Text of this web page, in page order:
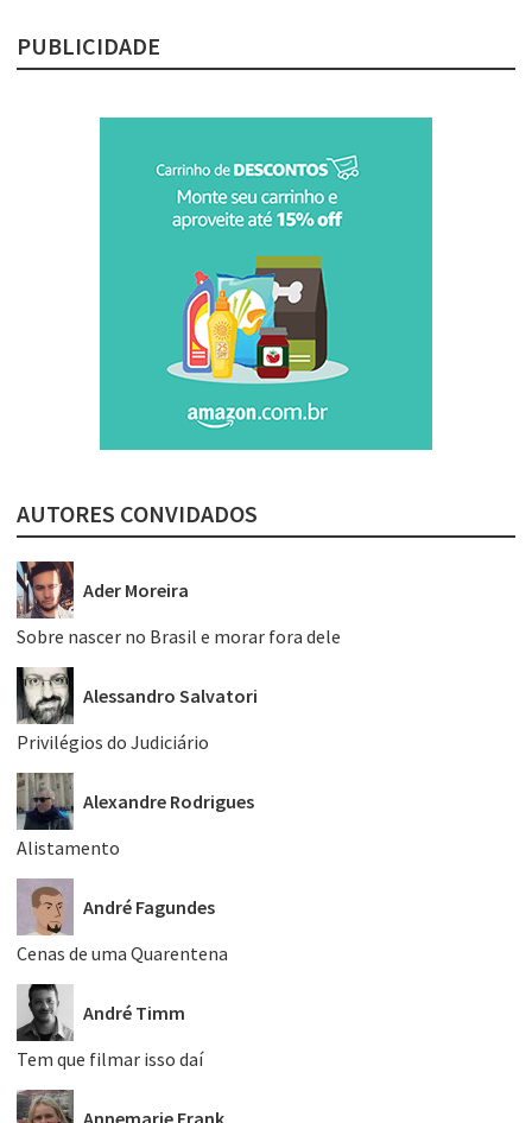
PUBLICIDADE
AUTORES CONVIDADOS
Ader Moreira
Sobre nascer no Brasil e morar fora dele
Alessandro Salvatori
Privilégios do Judiciário
Alexandre Rodrigues
Alistamento
André Fagundes
Cenas de uma Quarentena
André Timm
Tem que filmar isso daí